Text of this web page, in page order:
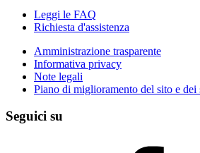
Leggi le FAQ
Richiesta d'assistenza
Amministrazione trasparente
Informativa privacy
Note legali
Piano di miglioramento del sito e dei
Seguici su